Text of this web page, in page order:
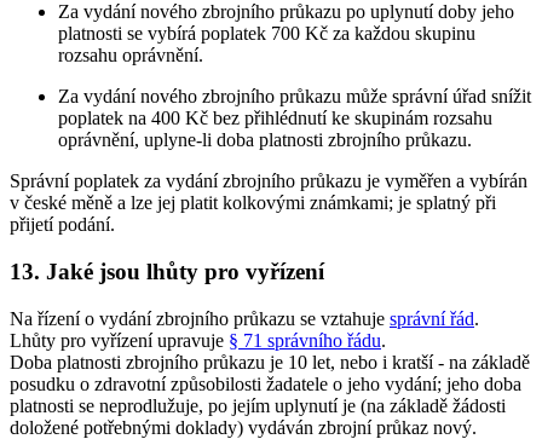
Za vydání nového zbrojního průkazu po uplynutí doby jeho
platnosti se vybírá poplatek 700 Kč za každou skupinu
rozsahu oprávnění.
Za vydání nového zbrojního průkazu může správní úřad snížit
poplatek na 400 Kč bez přihlédnutí ke skupinám rozsahu
oprávnění, uplyne-li doba platnosti zbrojního průkazu.
Správní poplatek za vydání zbrojního průkazu je vyměřen a vybírán
v české měně a lze jej platit kolkovými známkami; je splatný při
přijetí podání.
13. Jaké jsou lhůty pro vyřízení
Na řízení o vydání zbrojního průkazu se vztahuje správní řád.
Lhůty pro vyřízení upravuje § 71 správního řádu.
Doba platnosti zbrojního průkazu je 10 let, nebo i kratší - na základě
posudku o zdravotní způsobilosti žadatele o jeho vydání; jeho doba
platnosti se neprodlužuje, po jejím uplynutí je (na základě žádosti
doložené potřebnými doklady) vydáván zbrojní průkaz nový.